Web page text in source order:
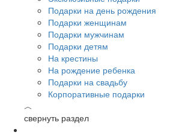
Подарки на день рождения
Подарки женщинам
Подарки мужчинам
Подарки детям
На крестины
На рождение ребенка
Подарки на свадьбу
Корпоративные подарки
︿
свернуть раздел